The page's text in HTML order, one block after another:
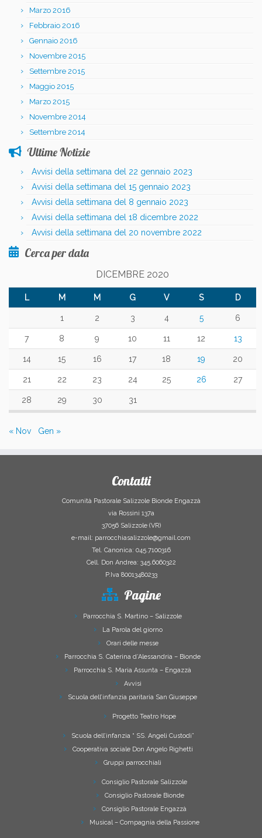
Marzo 2016
Febbraio 2016
Gennaio 2016
Novembre 2015
Settembre 2015
Maggio 2015
Marzo 2015
Novembre 2014
Settembre 2014
Ultime Notizie
Avvisi della settimana del 22 gennaio 2023
Avvisi della settimana del 15 gennaio 2023
Avvisi della settimana del 8 gennaio 2023
Avvisi della settimana del 18 dicembre 2022
Avvisi della settimana del 20 novembre 2022
Cerca per data
DICEMBRE 2020
L M M G V S D
1 2 3 4 5 6
7 8 9 10 11 12 13
14 15 16 17 18 19 20
21 22 23 24 25 26 27
28 29 30 31
« Nov Gen »
Contatti
Comunità Pastorale Salizzole Bionde Engazzà
via Rossini 137a
37056 Salizzole (VR)
e-mail: parrocchiasalizzole@gmail.com
Tel. Canonica: 045.7100316
Cell. Don Andrea: 345.6060322
P.Iva 80013480233
Pagine
Parrocchia S. Martino – Salizzole
La Parola del giorno
Orari delle messe
Parrocchia S. Caterina d’Alessandria – Bionde
Parrocchia S. Maria Assunta – Engazzà
Avvisi
Scuola dell’infanzia paritaria San Giuseppe
Progetto Teatro Hope
Scuola dell’infanzia “ SS. Angeli Custodi”
Cooperativa sociale Don Angelo Righetti
Gruppi parrocchiali
Consiglio Pastorale Salizzole
Consiglio Pastorale Bionde
Consiglio Pastorale Engazzà
Musical – Compagnia della Passione